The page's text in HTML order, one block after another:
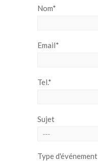
Nom*
Email*
Tel.*
Sujet
Type d'événement